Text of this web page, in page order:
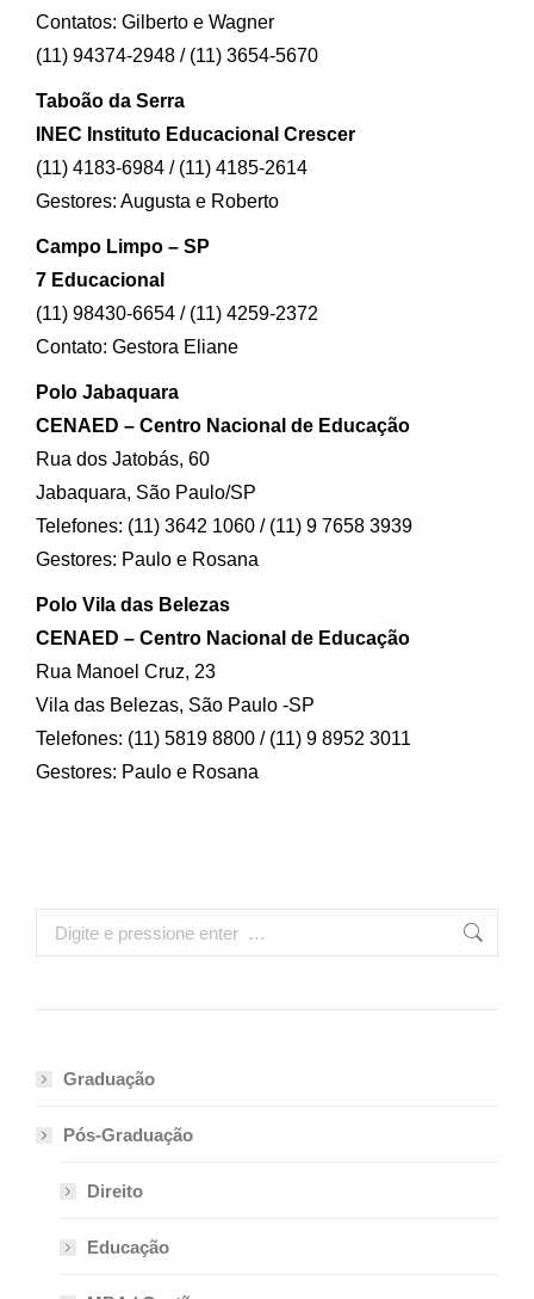
Contatos: Gilberto e Wagner
(11) 94374-2948 / (11) 3654-5670
Taboão da Serra
INEC Instituto Educacional Crescer
(11) 4183-6984 / (11) 4185-2614
Gestores: Augusta e Roberto
Campo Limpo – SP
7 Educacional
(11) 98430-6654 / (11) 4259-2372
Contato: Gestora Eliane
Polo Jabaquara
CENAED – Centro Nacional de Educação
Rua dos Jatobás, 60
Jabaquara, São Paulo/SP
Telefones: (11) 3642 1060 / (11) 9 7658 3939
Gestores: Paulo e Rosana
Polo Vila das Belezas
CENAED – Centro Nacional de Educação
Rua Manoel Cruz, 23
Vila das Belezas, São Paulo -SP
Telefones: (11) 5819 8800 / (11) 9 8952 3011
Gestores: Paulo e Rosana
Search:
Graduação
Pós-Graduação
Direito
Educação